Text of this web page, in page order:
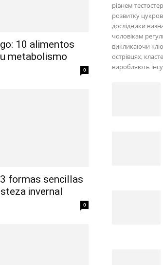
10 alimentos
metabolismo
0
formas sencillas
invernal
0
рівнем
розвитку
дослідники
чоловікам
викликаючи
острівцях,
виробляють